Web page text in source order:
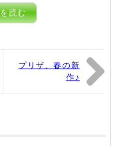
読む
プリザ、春の新
作♪